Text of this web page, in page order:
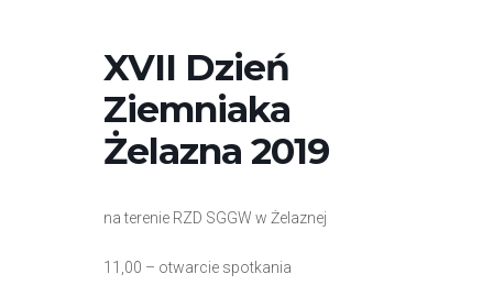
XVII Dzień
Ziemniaka
Żelazna 2019
na terenie RZD SGGW w Żelaznej
11,00 – otwarcie spotkania